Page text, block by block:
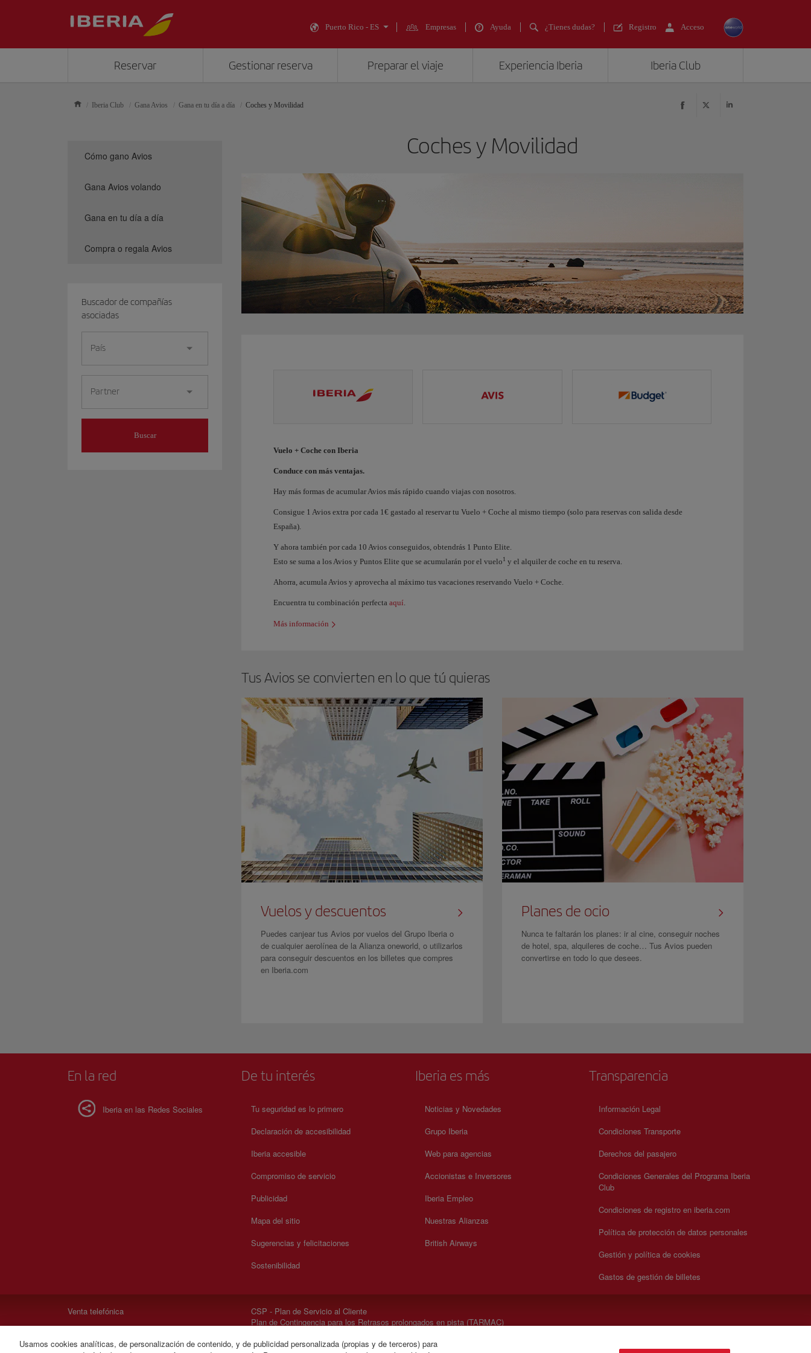
Puerto Rico - ES Empresas Ayuda ¿Tienes dudas? Registro Acceso
Reservar Gestionar reserva Preparar el viaje Experiencia Iberia Iberia Club
Iberia Club Gana Avios Gana en tu día a día Coches y Movilidad
Coches y Movilidad
Vuelo + Coche con Iberia
Conduce con más ventajas.
Hay más formas de acumular Avios más rápido cuando viajas con nosotros.
Consigue 1 Avios extra por cada 1€ gastado al reservar tu Vuelo + Coche al mismo tiempo (solo para reservas con salida desde
España).
Y ahora también por cada 10 Avios conseguidos, obtendrás 1 Punto Elite.
Esto se suma a los Avios y Puntos Elite que se acumularán por el vuelo1 y el alquiler de coche en tu reserva.
Ahorra, acumula Avios y aprovecha al máximo tus vacaciones reservando Vuelo + Coche.
Encuentra tu combinación perfecta aquí.
Más información
Tus Avios se convierten en lo que tú quieras
Vuelos y descuentos
Puedes canjear tus Avios por vuelos del Grupo Iberia o
de cualquier aerolínea de la Alianza oneworld, o utilizarlos
para conseguir descuentos en los billetes que compres
en Iberia.com
Planes de ocio
Nunca te faltarán los planes: ir al cine, conseguir noches
de hotel, spa, alquileres de coche… Tus Avios pueden
convertirse en todo lo que desees.
Cómo gano Avios
Gana Avios volando
Gana en tu día a día
Compra o regala Avios
Buscador de compañías
asociadas
País
Partner
Buscar
En la red
Iberia en las Redes Sociales
De tu interés
Tu seguridad es lo primero
Declaración de accesibilidad
Iberia accesible
Compromiso de servicio
Publicidad
Mapa del sitio
Sugerencias y felicitaciones
Sostenibilidad
Iberia es más
Noticias y Novedades
Grupo Iberia
Web para agencias
Accionistas e Inversores
Iberia Empleo
Nuestras Alianzas
British Airways
Transparencia
Información Legal
Condiciones Transporte
Derechos del pasajero
Condiciones Generales del Programa Iberia
Club
Condiciones de registro en iberia.com
Política de protección de datos personales
Gestión y política de cookies
Gastos de gestión de billetes
Venta telefónica
CSP - Plan de Servicio al Cliente
Plan de Contingencia para los Retrasos prolongados en pista (TARMAC)
Usamos cookies analíticas, de personalización de contenido, y de publicidad personalizada (propias y de terceros) para